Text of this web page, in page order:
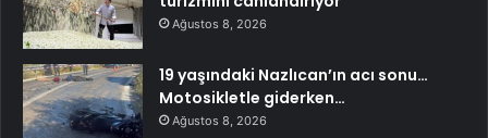
Ağustos 8, 2026
19 yaşındaki Nazlıcan’ın acı sonu…
Motosikletle giderken…
Ağustos 8, 2026